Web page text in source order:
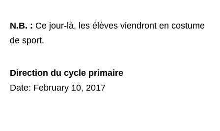
N.B. : Ce jour-là, les élèves viendront en costume
de sport.
Direction du cycle primaire
Date: February 10, 2017